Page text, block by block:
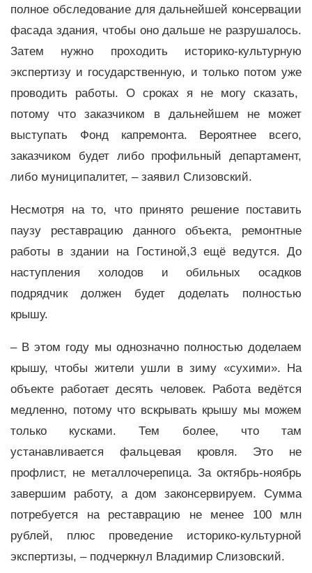
полное обследование для дальнейшей консервации
фасада здания, чтобы оно дальше не разрушалось.
Затем нужно проходить историко-культурную
экспертизу и государственную, и только потом уже
проводить работы. О сроках я не могу сказать,
потому что заказчиком в дальнейшем не может
выступать Фонд капремонта. Вероятнее всего,
заказчиком будет либо профильный департамент,
либо муниципалитет, – заявил Слизовский.
Несмотря на то, что принято решение поставить
паузу реставрацию данного объекта, ремонтные
работы в здании на Гостиной,3 ещё ведутся. До
наступления холодов и обильных осадков
подрядчик должен будет доделать полностью
крышу.
– В этом году мы однозначно полностью доделаем
крышу, чтобы жители ушли в зиму «сухими». На
объекте работает десять человек. Работа ведётся
медленно, потому что вскрывать крышу мы можем
только кусками. Тем более, что там
устанавливается фальцевая кровля. Это не
профлист, не металлочерепица. За октябрь-ноябрь
завершим работу, а дом законсервируем. Сумма
потребуется на реставрацию не менее 100 млн
рублей, плюс проведение историко-культурной
экспертизы, – подчеркнул Владимир Слизовский.